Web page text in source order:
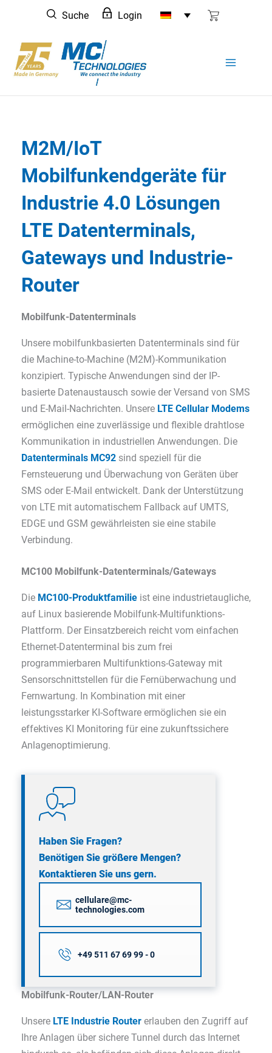
springen
Suche Login
M2M/IoT
Mobilfunkendgeräte für
Industrie 4.0 Lösungen
LTE Datenterminals,
Gateways und Industrie-
Router
Mobilfunk-Datenterminals
Unsere mobilfunkbasierten Datenterminals sind für
die Machine-to-Machine (M2M)-Kommunikation
konzipiert. Typische Anwendungen sind der IP-
basierte Datenaustausch sowie der Versand von SMS
und E-Mail-Nachrichten. Unsere LTE Cellular Modems
ermöglichen eine zuverlässige und flexible drahtlose
Kommunikation in industriellen Anwendungen. Die
Datenterminals MC92 sind speziell für die
Fernsteuerung und Überwachung von Geräten über
SMS oder E-Mail entwickelt. Dank der Unterstützung
von LTE mit automatischem Fallback auf UMTS,
EDGE und GSM gewährleisten sie eine stabile
Verbindung.
MC100 Mobilfunk-Datenterminals/Gateways
Die MC100-Produktfamilie ist eine industrietaugliche,
auf Linux basierende Mobilfunk-Multifunktions-
Plattform. Der Einsatzbereich reicht vom einfachen
Ethernet-Datenterminal bis zum frei
programmierbaren Multifunktions-Gateway mit
Sensorschnittstellen für die Fernüberwachung und
Fernwartung. In Kombination mit einer
leistungsstarker KI-Software ermöglichen sie ein
effektives KI Monitoring für eine zukunftssichere
Anlagenoptimierung.
Haben Sie Fragen?
Benötigen Sie größere Mengen?
Kontaktieren Sie uns gern.
cellulare@mc-
technologies.com
+49 511 67 69 99 - 0
Mobilfunk-Router/LAN-Router
Unsere LTE Industrie Router erlauben den Zugriff auf
Ihre Anlagen über sichere Tunnel durch das Internet